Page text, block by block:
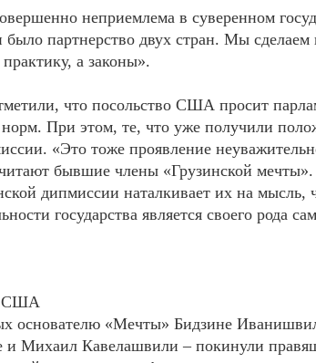
неприемлема в суверенном
было партнерство двух стран. Мы
а законы».
что посольство США просит
При этом, те, что уже получили
«Это тоже проявление
бывшие члены «Грузинской
дипмиссии наталкивает их на мысль,
государства является своего рода
США
основателю «Мечты» Бидзине
и Михаил Кавелашвили – покинули